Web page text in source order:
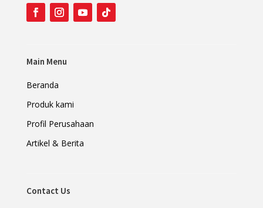
Main Menu
Beranda
Produk kami
Profil Perusahaan
Artikel & Berita
Contact Us